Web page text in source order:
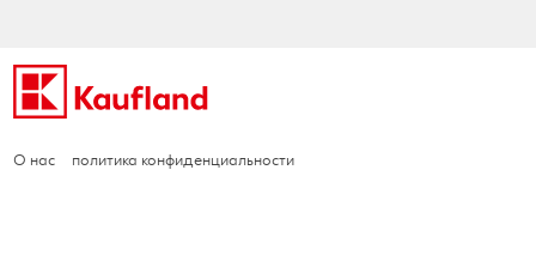
О нас политика конфиденциальности